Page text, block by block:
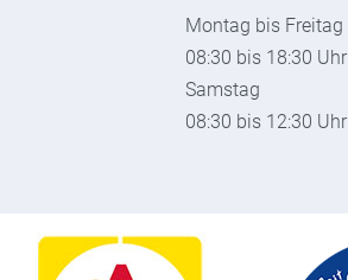
Montag bis Freitag
08:30 bis 18:30 Uhr
Samstag
08:30 bis 12:30 Uhr